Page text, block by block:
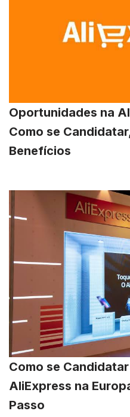
Oportunidades na
Como se
Benefícios
Como se
AliExpress na
Passo